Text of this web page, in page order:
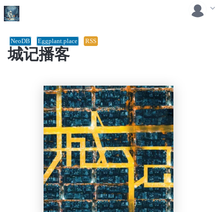
城记播客
NeoDB Eggplant.place RSS